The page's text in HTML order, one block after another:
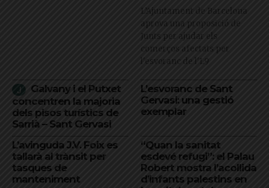
L’Ajuntament de Barcelona
aprova una proposició de
Junts per ajudar els
comerços afectats per
l'esvoranc de l'L9
Galvany i el Putxet
concentren la majoria
dels pisos turístics de
Sarrià – Sant Gervasi
L’esvoranc de Sant
Gervasi: una gestió
exemplar
L’avinguda J.V. Foix es
tallarà al trànsit per
tasques de
manteniment
“Quan la sanitat
esdevé refugi”: el Palau
Robert mostra l’acollida
d’infants palestins en